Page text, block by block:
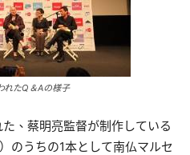
れたQ＆Aの様子
、蔡明亮監督が制作している
のうちの1本として南仏マルセ